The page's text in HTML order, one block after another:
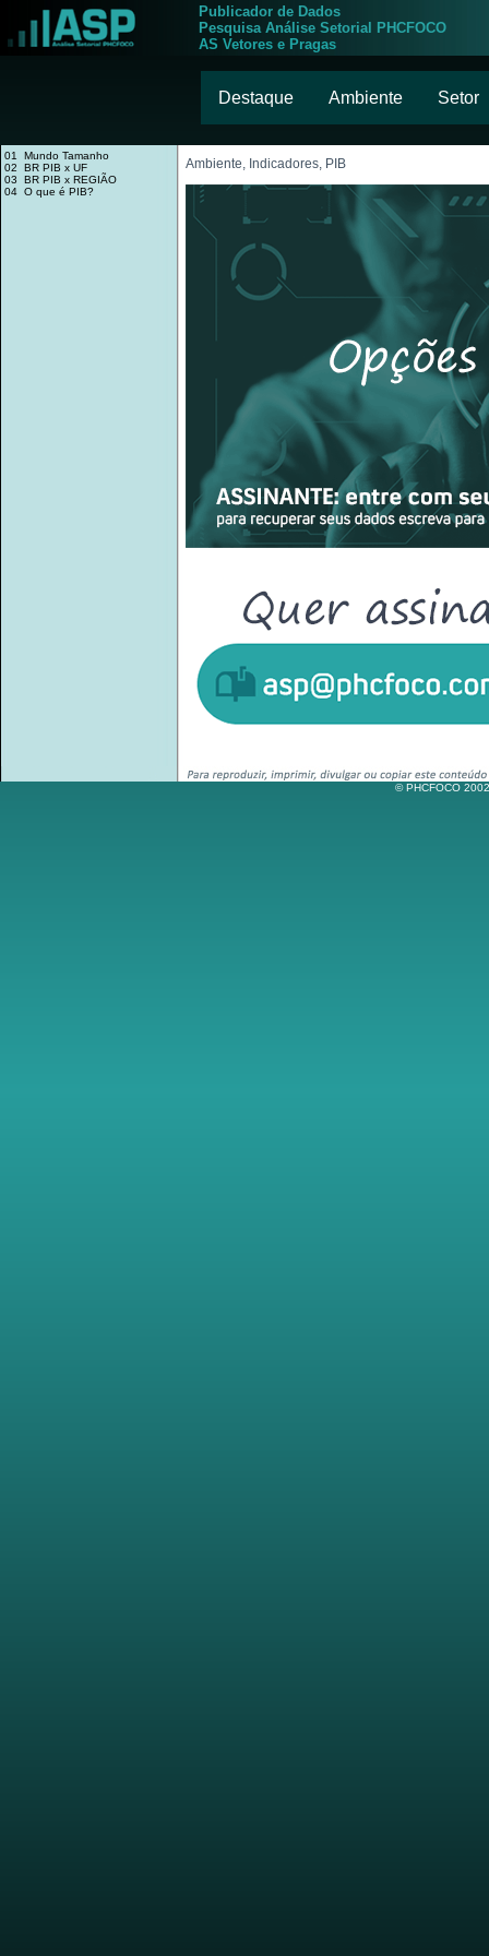
Publicador de Dados
Pesquisa Análise Setorial PHCFOCO
AS Vetores e Pragas
Destaque Ambiente Setor
01 Mundo Tamanho
02 BR PIB x UF
03 BR PIB x REGIÃO
04 O que é PIB?
Ambiente, Indicadores, PIB
© PHCFOCO